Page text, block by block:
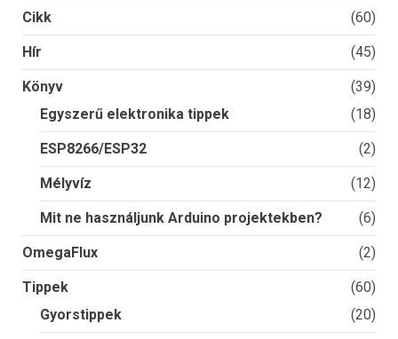
Cikk (60)
Hír (45)
Könyv
(39)
Egyszerű elektronika tippek
(18)
ESP8266/ESP32 (2)
Mélyvíz (12)
Mit ne használjunk Arduino projektekben? (6)
OmegaFlux (2)
Tippek
(60)
Gyorstippek
(20)